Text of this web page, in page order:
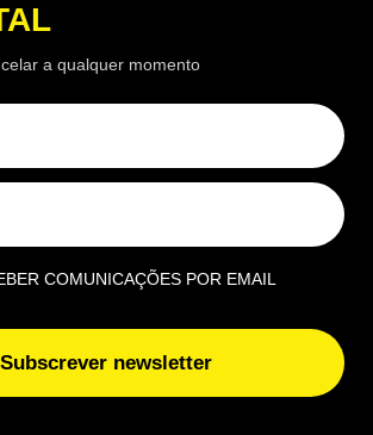
MUNDO ,VIDA & LAZER
mês temos tudo aqui”:
a qualquer momento
COMUNICAÇÕES POR EMAIL
Subscrever newsletter